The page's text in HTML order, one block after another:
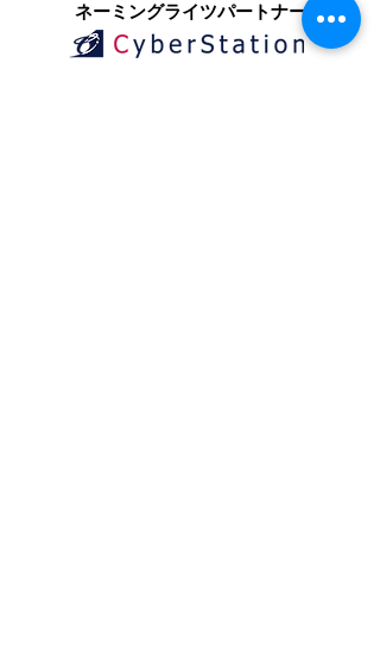
​ネーミングライツパートナー